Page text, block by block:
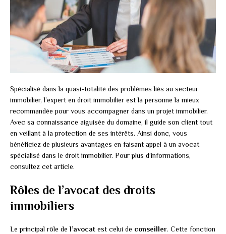
Spécialisé dans la quasi-totalité des problèmes liés au secteur
immobilier, l’expert en droit immobilier est la personne la mieux
recommandée pour vous accompagner dans un projet immobilier.
Avec sa connaissance aiguisée du domaine, il guide son client tout
en veillant à la protection de ses intérêts. Ainsi donc, vous
bénéficiez de plusieurs avantages en faisant appel à un avocat
spécialisé dans le droit immobilier. Pour plus d’informations,
consultez cet article.
Rôles de l’avocat des droits
immobiliers
Le principal rôle de l’avocat est celui de conseiller. Cette fonction